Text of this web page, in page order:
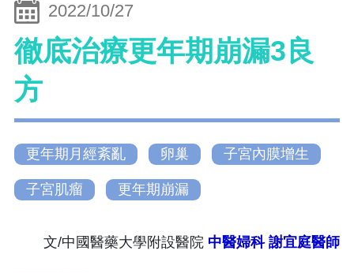
2022/10/27
徹底治療更年期崩漏3良
方
更年期月經紊亂 卵巢 子宮內膜增生
子宮肌瘤 更年期崩漏
文/中國醫藥大學附設醫院 中醫婦科 謝宜庭醫師